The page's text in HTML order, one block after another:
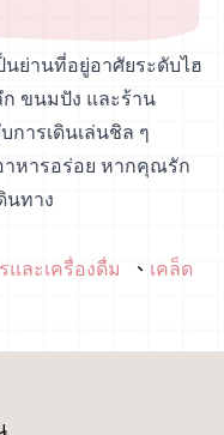
นย่านที่อยู่อาศัยระดับไฮ
ก ขนมปัง และร้าน
การเดินเล่นชิล ๆ
าหารอร่อย หากคุณรัก
นทาง
และเครื่องดื่ม
เคล็ด